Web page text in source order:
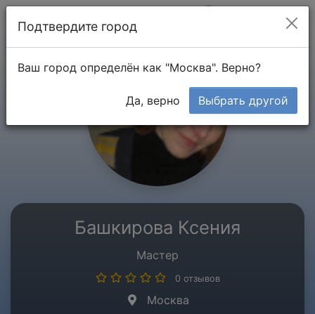
Башкирова Ксения
Мастер
0 отзывов
Москва
Подтвердите город
Ваш город определён как "Москва". Верно?
Да, верно Выбрать другой